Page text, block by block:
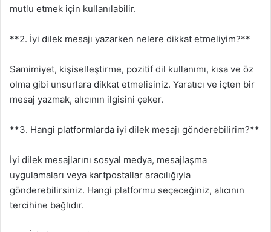
mutlu etmek için kullanılabilir.
**2. İyi dilek mesajı yazarken nelere dikkat etmeliyim?**
Samimiyet, kişiselleştirme, pozitif dil kullanımı, kısa ve öz
olma gibi unsurlara dikkat etmelisiniz. Yaratıcı ve içten bir
mesaj yazmak, alıcının ilgisini çeker.
**3. Hangi platformlarda iyi dilek mesajı gönderebilirim?**
İyi dilek mesajlarını sosyal medya, mesajlaşma
uygulamaları veya kartpostallar aracılığıyla
gönderebilirsiniz. Hangi platformu seçeceğiniz, alıcının
tercihine bağlıdır.